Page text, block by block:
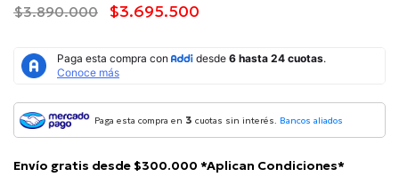
$3.890.000 $3.695.500
Paga esta compra en 3 cuotas sin interés. Bancos aliados
Envío gratis desde $300.000 *Aplican Condiciones*